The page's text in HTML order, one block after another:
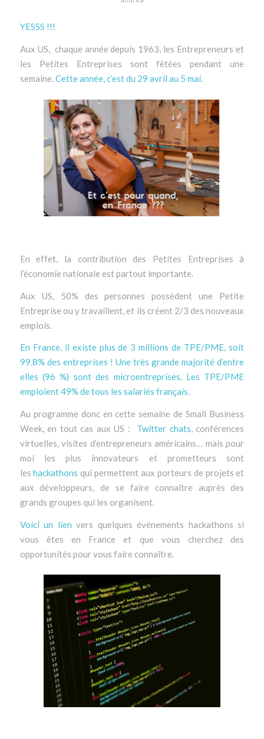
YESSS !!!
Aux US, chaque année depuis 1963, les Entrepreneurs et
les Petites Entreprises sont fêtées pendant une
semaine.Cette année, c’est du 29 avril au 5 mai.
En effet, la contribution des Petites Entreprises à
l’économie nationale est partout importante.
Aux US, 50% des personnes possèdent une Petite
Entreprise ou y travaillent, et ils créent 2/3 des nouveaux
emplois.
En France, il existe plus de 3 millions de TPE/PME, soit
99.8% des entreprises ! Une très grande majorité d’entre
elles (96 %) sont des microentreprises. Les TPE/PME
emploient 49% de tous les salariés français.
Au programme donc en cette semaine de Small Business
Week, en tout cas aux US : Twitter chats, conférences
virtuelles, visites d’entrepreneurs américains… mais pour
moi les plus innovateurs et prometteurs sont
leshackathons qui permettent aux porteurs de projets et
aux développeurs, de se faire connaître auprès des
grands groupes qui les organisent.
Voici un lien vers quelques événements hackathons si
vous êtes en France et que vous cherchez des
opportunités pour vous faire connaître.